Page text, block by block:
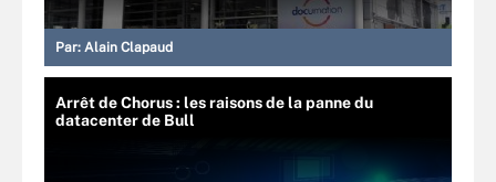
Par: Alain Clapaud
Arrêt de Chorus : les raisons de la panne du
datacenter de Bull